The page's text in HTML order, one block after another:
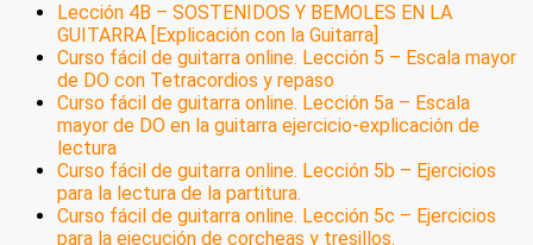
Lección 4B – SOSTENIDOS Y BEMOLES EN LA
GUITARRA [Explicación con la Guitarra]
Curso fácil de guitarra online. Lección 5 – Escala mayor
de DO con Tetracordios y repaso
Curso fácil de guitarra online. Lección 5a – Escala
mayor de DO en la guitarra ejercicio-explicación de
lectura
Curso fácil de guitarra online. Lección 5b – Ejercicios
para la lectura de la partitura.
Curso fácil de guitarra online. Lección 5c – Ejercicios
para la ejecución de corcheas y tresillos.